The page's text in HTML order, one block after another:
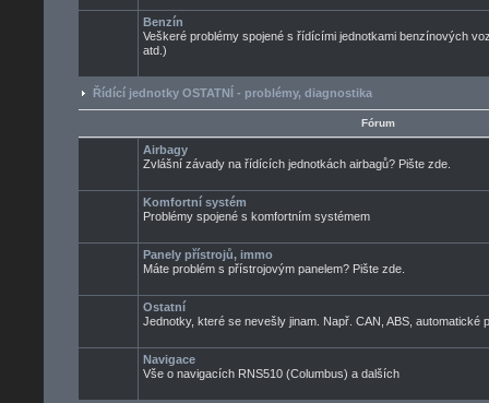
Benzín
Veškeré problémy spojené s řídícími jednotkami benzínových
atd.)
Řídící jednotky OSTATNÍ - problémy, diagnostika
Fórum
Airbagy
Zvlášní závady na řídících jednotkách airbagů? Pište zde.
Komfortní systém
Problémy spojené s komfortním systémem
Panely přístrojů, immo
Máte problém s přístrojovým panelem? Pište zde.
Ostatní
Jednotky, které se nevešly jinam. Např. CAN, ABS, automatické
Navigace
Vše o navigacích RNS510 (Columbus) a dalších